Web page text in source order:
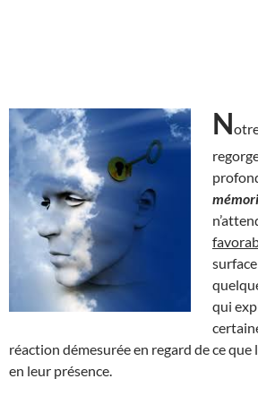
N
qui
réaction démesurée en regard de ce que
en leur présence.